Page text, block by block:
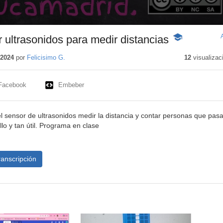
ultrasonidos para medir distancias -
educativo
por Felicisimo G. 12
Embeber
sensor de ultrasonidos medir la distancia y contar personas que
y tan útil. Programa en clase